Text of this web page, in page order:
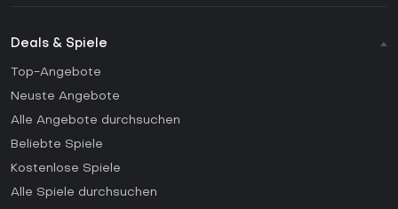
Deals & Spiele
Top-Angebote
Neuste Angebote
Alle Angebote durchsuchen
Beliebte Spiele
Kostenlose Spiele
Alle Spiele durchsuchen